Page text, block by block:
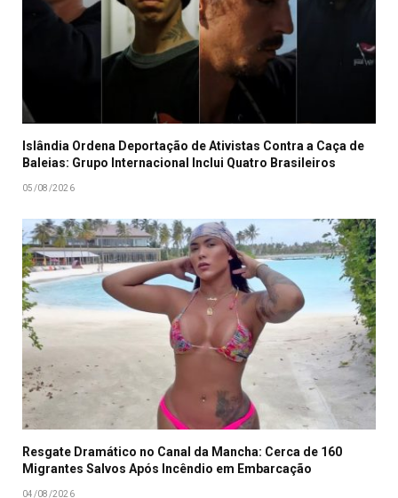
Islândia Ordena Deportação de Ativistas Contra a Caça de
Baleias: Grupo Internacional Inclui Quatro Brasileiros
05/08/2026
Resgate Dramático no Canal da Mancha: Cerca de 160
Migrantes Salvos Após Incêndio em Embarcação
04/08/2026